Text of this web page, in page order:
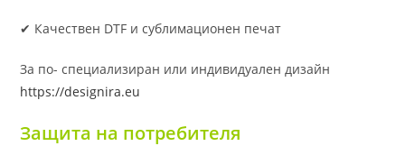
✔ Качествен DTF и сублимационен печат
За по- специализиран или индивидуален дизайн
https://designira.eu
Защита на потребителя